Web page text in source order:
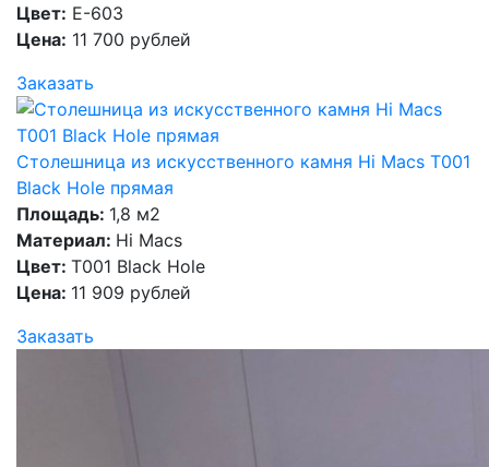
Цвет: E-603
Цена: 11 700 рублей
Заказать
Столешница из искусственного камня Hi Macs T001
Black Hole прямая
Площадь: 1,8 м2
Материал: Hi Macs
Цвет: T001 Black Hole
Цена: 11 909 рублей
Заказать